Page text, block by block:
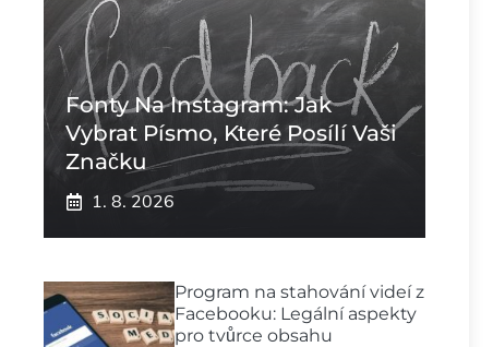
Fonty Na Instagram: Jak
Vybrat Písmo, Které Posílí Vaši
Značku
1. 8. 2026
Program na stahování videí z
Facebooku: Legální aspekty
pro tvůrce obsahu